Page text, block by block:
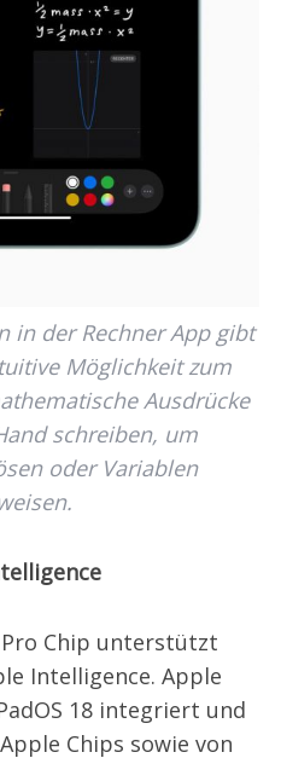
in der Rechner App gibt
Möglichkeit zum
Ausdrücke
schreiben, um
oder Variablen
Chip unterstützt
Intelligence. Apple
18 integriert und
Chips sowie von